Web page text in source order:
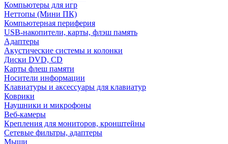
Компьютеры для игр
Неттопы (Мини ПК)
Компьютерная периферия
USB-накопители, карты, флэш память
Адаптеры
Акустические системы и колонки
Диски DVD, CD
Карты флеш памяти
Носители информации
Клавиатуры и аксессуары для клавиатур
Коврики
Наушники и микрофоны
Веб-камеры
Крепления для мониторов, кронштейны
Сетевые фильтры, адаптеры
Мыши